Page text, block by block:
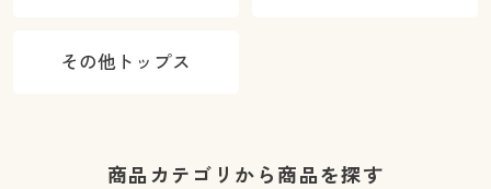
その他トップス
商品カテゴリから商品を探す